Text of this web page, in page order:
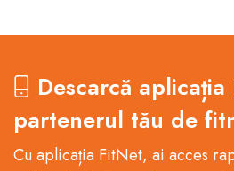
Descarcă
partenerul tău de
Cu aplicația FitNet, ai acces